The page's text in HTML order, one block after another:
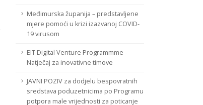
Međimurska županija – predstavljene
mjere pomoći u krizi izazvanoj COVID-
19 virusom
EIT Digital Venture Programmme -
Natječaj za inovativne timove
JAVNI POZIV za dodjelu bespovratnih
sredstava poduzetnicima po Programu
potpora male vrijednosti za poticanje